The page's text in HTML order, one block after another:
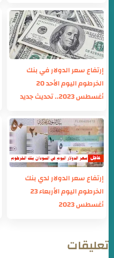
إرتفاع سعر الدولار في بنك
الخرطوم اليوم الأحد 20
أغسطس 2023.. تحديث جديد
إرتفاع سعر الدولار لدي بنك
الخرطوم اليوم الأربعاء 23
أغسطس 2023
تعليقات